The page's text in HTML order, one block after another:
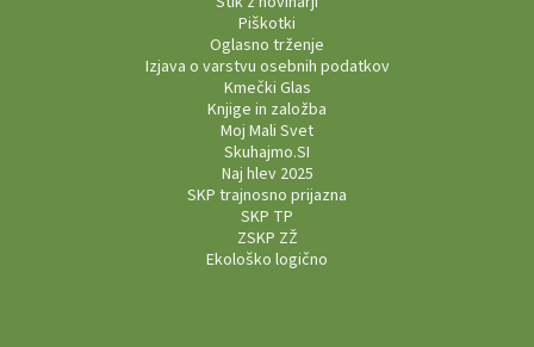
Piškotki
Oglasno trženje
Izjava o varstvu osebnih podatkov
Kmečki Glas
Knjige in založba
Moj Mali Svet
Skuhajmo.SI
Naj hlev 2025
SKP trajnosno prijazna
SKP TP
ZSKP ZŽ
Ekološko logično